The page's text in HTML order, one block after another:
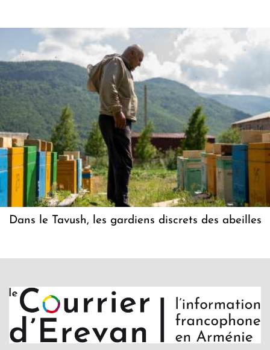
Dans le Tavush, les gardiens discrets des abeilles